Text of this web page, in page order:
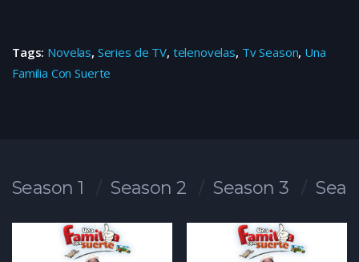
Tags: Novelas, Series de TV, telenovelas, Tv Season, Una
Familia Con Suerte
Season 1 Season 2 Season 3